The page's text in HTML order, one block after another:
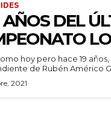
AÑOS DEL
hoy pero hace 19 años,
de Rubén Américo
2021